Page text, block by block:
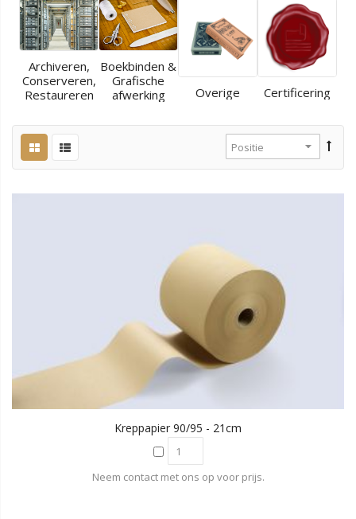
Archiveren,
Conserveren,
Restaureren
Boekbinden &
Grafische
afwerking
Overige Certificering
Kreppapier 90/95 - 21cm
Neem contact met ons op voor prijs.